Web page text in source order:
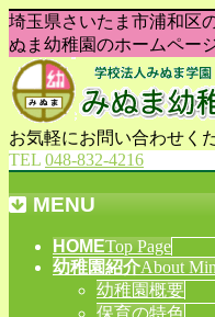
埼玉県さいたま市浦和
ぬま幼稚園のホームペー
お気軽にお問い合わせく
TEL 048-832-4216
MENU
HOMETop Page
幼稚園紹介About
幼稚園概要